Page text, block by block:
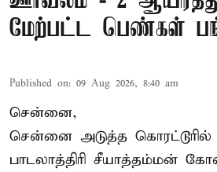
மேற்பட்ட பெண்கள்
Published on: 09 Aug 2026, 8:40 am
சென்னை,
சென்னை அடுத்த
பாடலாத்திரி சீயாத்தம்மன்